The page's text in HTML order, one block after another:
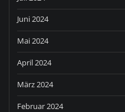
Juni 2024
Mai 2024
April 2024
März 2024
Februar 2024